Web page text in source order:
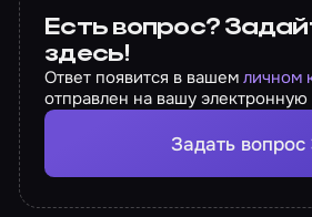
Есть вопрос?
здесь!
Ответ появится в вашемличном
отправлен на вашу электронную
Задать вопрос